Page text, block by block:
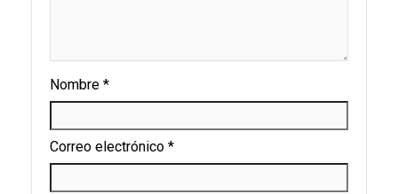
Nombre *
Correo electrónico *